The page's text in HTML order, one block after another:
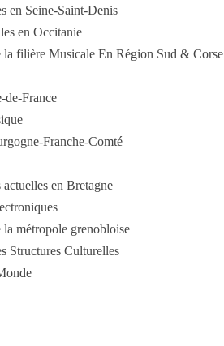
en Seine-Saint-Denis
en Occitanie
filière Musicale En Région Sud & Corse
de-France
Franche-Comté
en Bretagne
la métropole grenobloise
Structures Culturelles